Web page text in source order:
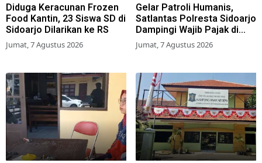
Diduga Keracunan Frozen
Food Kantin, 23 Siswa SD di
Sidoarjo Dilarikan ke RS
Jumat, 7 Agustus 2026
Gelar Patroli Humanis,
Satlantas Polresta Sidoarjo
Dampingi Wajib Pajak di
Samsat
Jumat, 7 Agustus 2026